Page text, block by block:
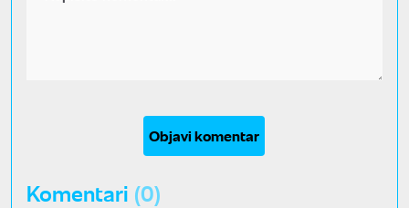
Objavi komentar
Komentari (0)